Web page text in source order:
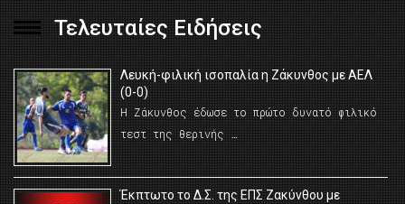
Τελευταίες Ειδήσεις
Λευκή-φιλική ισοπαλία η Ζάκυνθος με ΑΕΛ
(0-0)
Η Ζάκυνθος έδωσε το πρώτο δυνατό φιλικό
τεστ της θερινής …
Έκπτωτο το Δ.Σ. της ΕΠΣ Ζακύνθου με